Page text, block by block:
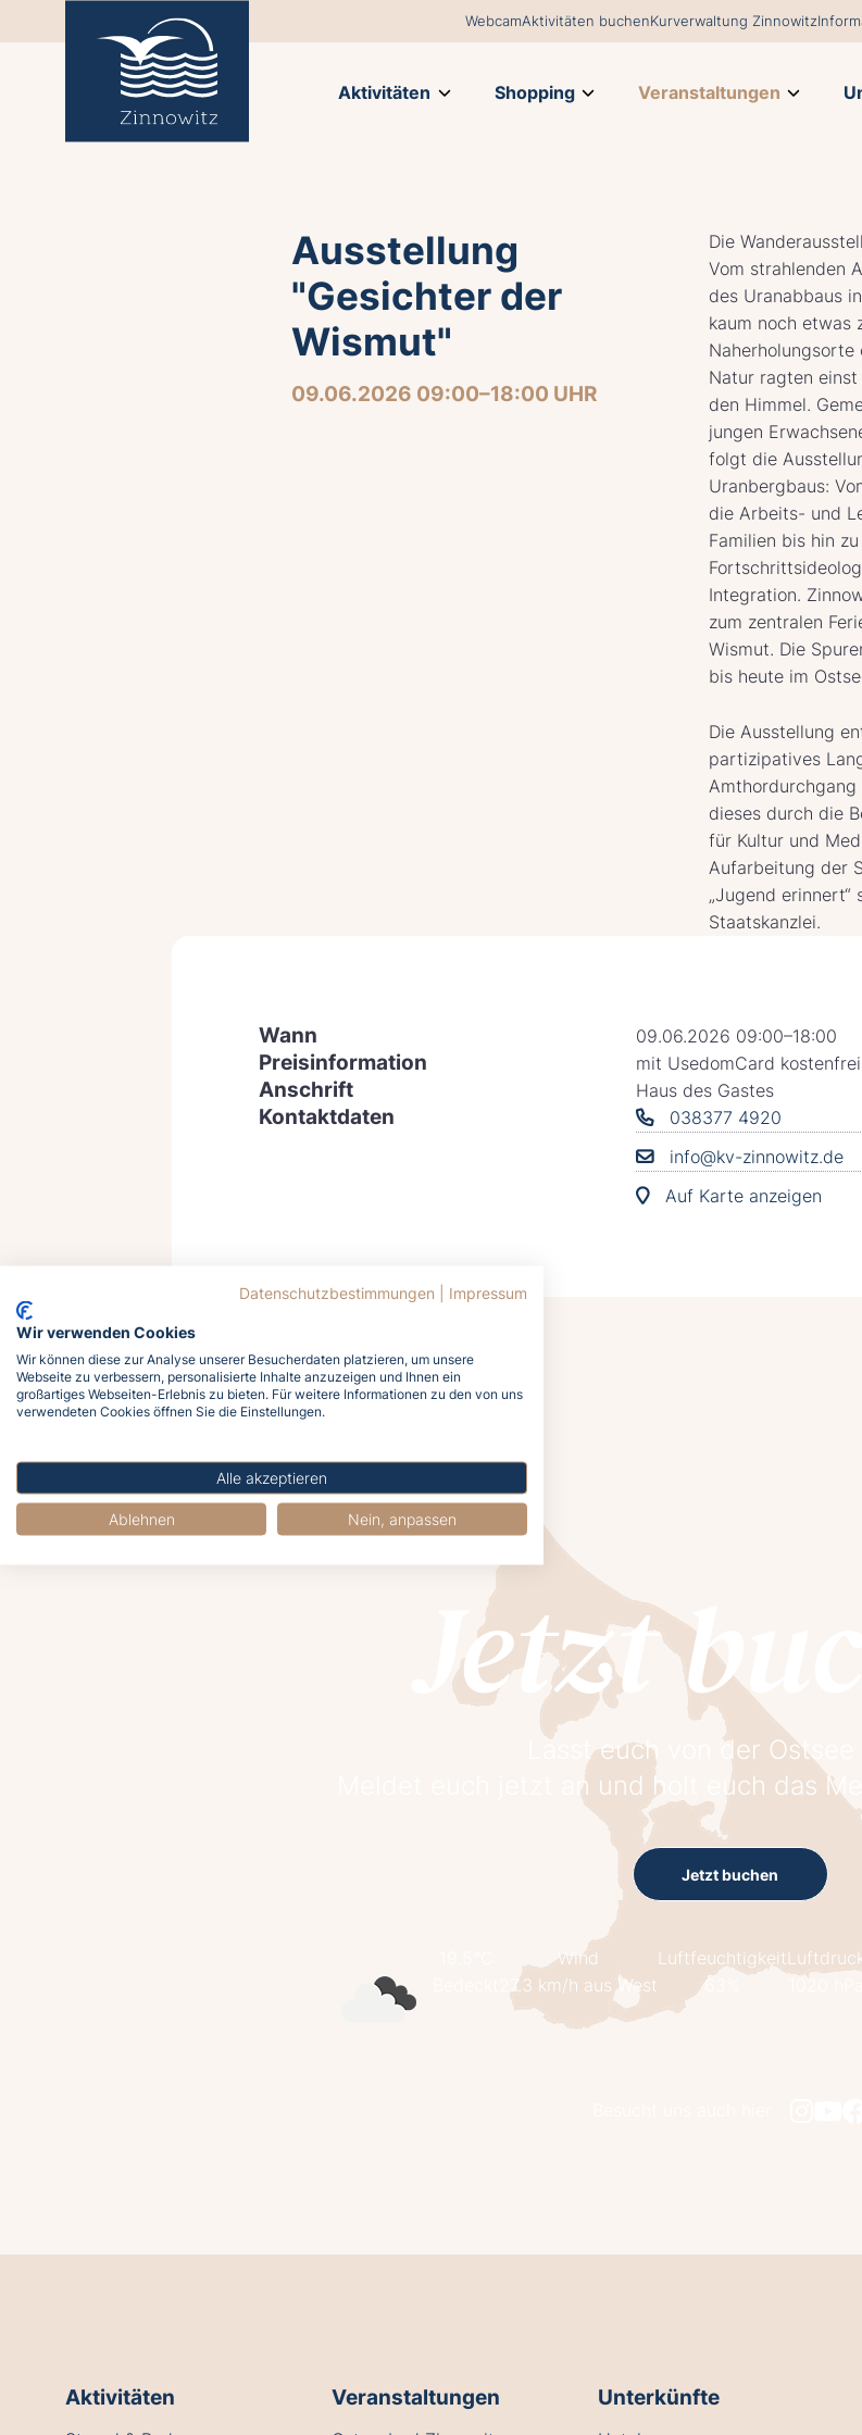
WebcamAktivitäten buchenKurverwaltung Zinnowitz
Aktivitäten Shopping Veranstaltungen
09.06.2026 09:00–18:00 UHR
Ausstellung
"Gesichter der
Wismut"
Die
Vom strahlenden
des Uranabbaus
kaum noch etwas
Natur ragten
den Himmel.
jungen
folgt die
Uranbergbaus:
die Arbeits- und
Familien bis hin
Integration.
zum zentralen
Wismut. Die
bis heute im
Die Ausstellung
partizipatives
dieses durch die
für Kultur und
Aufarbeitung der
„Jugend
Staatskanzlei.
Wann 09.06.2026 09:00–18:00
Preisinformation mit UsedomCard kostenfrei
Anschrift Haus des Gastes
Kontaktdaten
038377 4920
info@kv-zinnowitz.de
Auf Karte anzeigen
Jetzt
Lasst euch von der Ostsee
Meldet euch jetzt an und holt euch das
Jetzt buchen
Wind
27.3 km/h aus West
Luftfeuchtigkeit
63%
Aktivitäten Veranstaltungen Unterkünfte
Datenschutzbestimmungen Impressum
Wir verwenden Cookies
Wir können diese zur Analyse unserer Besucherdaten platzieren, um unsere
Webseite zu verbessern, personalisierte Inhalte anzuzeigen und Ihnen ein
großartiges Webseiten-Erlebnis zu bieten. Für weitere Informationen zu den von uns
verwendeten Cookies öffnen Sie die Einstellungen.
Alle akzeptieren
Ablehnen Nein, anpassen